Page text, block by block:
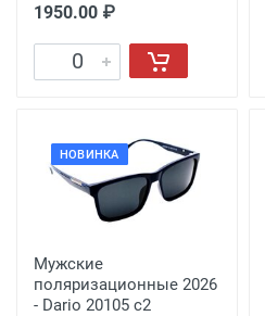
1950.00 ₽
НОВИНКА
Мужские
поляризационные 2026
- Dario 20105 с2